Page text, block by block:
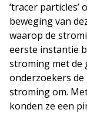
‘tracer particles’
beweging van
waarop de
eerste instantie
stroming met de
onderzoekers
stroming om.
konden ze een